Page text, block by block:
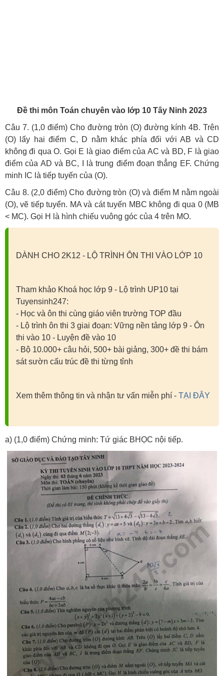
Đề thi môn Toán chuyên vào lớp 10 Tây Ninh 2023
Câu 7. (1,0 điểm) Cho đường tròn (O) đường kính 4B. Trên
(O) lấy hai điểm C, D nằm khác phía đối với AB và CD
không đi qua O. Gọi E là giao điểm của AC và BD, F là giao
điểm của AD và BC, I là trung điểm đoạn thẳng EF. Chứng
minh IC là tiếp tuyến của (O).
Câu 8. (2,0 điểm) Cho đường tròn (O) và điểm M nằm ngoài
(O), vẽ tiếp tuyển. MA và cát tuyến MBC không đi qua 0 (MB
< MC). Gọi H là hình chiếu vuông góc của 4 trên MO.
DÀNH CHO 2K12 - LỘ TRÌNH ÔN THI VÀO LỚP 10
Tham khảo Khoá học lớp 9 - Lộ trình UP10 tại
Tuyensinh247:
- Học và ôn thi cùng giáo viên trường TOP đầu
- Lộ trình ôn thi 3 giai đoạn: Vững nền tảng lớp 9 - Ôn
thi vào 10 - Luyện đề vào 10
- Bộ 10.000+ câu hỏi, 500+ bài giảng, 300+ đề thi bám
sát sườn cấu trúc đề thi từng tỉnh
Xem thêm thông tin và nhận tư vấn miễn phí - TẠI ĐÂY
a) (1,0 điểm) Chứng minh: Tứ giác BHỌC nội tiếp.